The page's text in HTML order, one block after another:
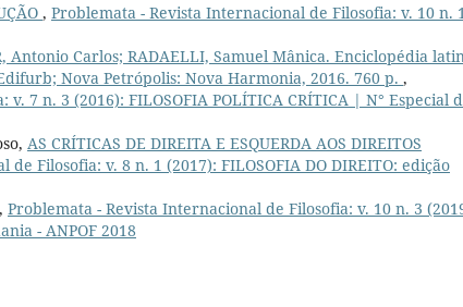
, Problemata - Revista Internacional de Filosofia: v. 10 n.
Antonio Carlos; RADAELLI, Samuel Mânica. Enciclopédia
Nova Petrópolis: Nova Harmonia, 2016. 760 p. ,
7 n. 3 (2016): FILOSOFIA POLÍTICA CRÍTICA | N° Especial
AS CRÍTICAS DE DIREITA E ESQUERDA AOS DIREITOS
Filosofia: v. 8 n. 1 (2017): FILOSOFIA DO DIREITO: edição
, Problemata - Revista Internacional de Filosofia: v. 10 n. 3
- ANPOF 2018